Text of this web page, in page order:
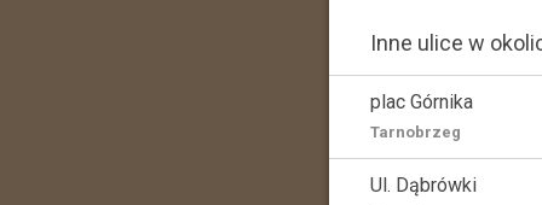
Inne ulice w
plac Górnika
Tarnobrzeg
Ul. Dąbrówki